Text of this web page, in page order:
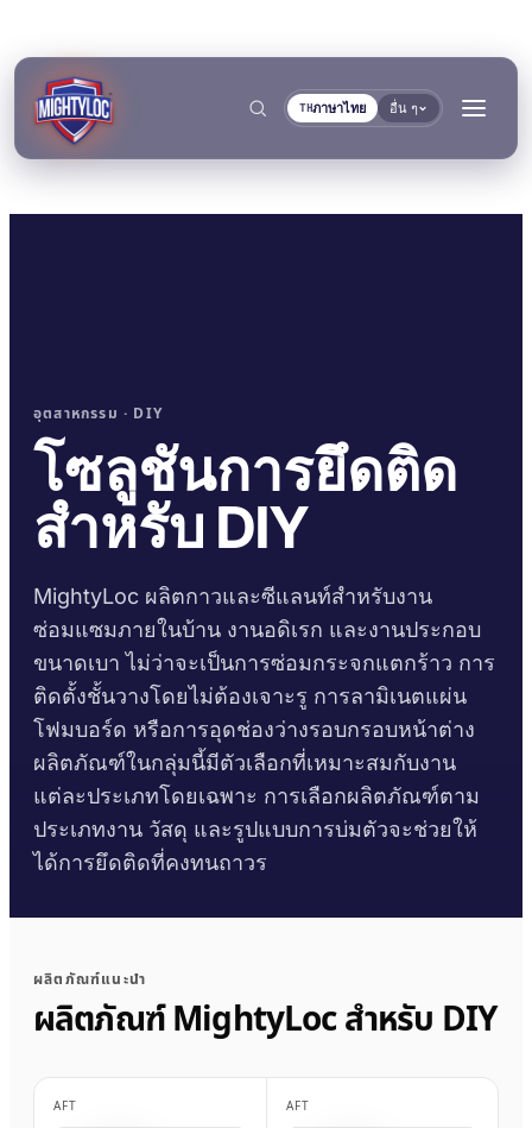
THภาษาไทย อื่น ๆ
→
การยึดติดและการบ่ม
Krystal 2000 กาวยูวี
Krystal 3000 กาวยูวี
Krystal 4000 กาวยูวี
การอุดและการล็อก
สารซีลแลนท์โพลียูรีเทน
Taftflex 6292
สารซีลแลนท์โพลียูรีเทน
TaftGrip
Taftlock 22 กาวแอนแอโรบิก
ดูเพิ่มเติม→
AFT 1120GF
AFT 1200GF เทปโฟมอะคริลิก
AFT 2064WF เทปโฟมอะคริลิก
งานก่อสร้างและผลิต
การผลิตโลหะ
งาน DIY
ป้ายและสัญลักษณ์
งานไม้
การขนส่งและการเดินเรือ
ผู้ผลิตรถโดยสารและรถ
บรรทุก
ตลาดอะไหล่ยานยนต์
การเดินเรือและเรือยอชต์
ตามประเภทพื้นผิว
ชิ้นส่วนเกลียวโลหะ
กระจกและเซรามิก
PP/PE)
วัสดุคอมโพสิตและไฟ
เอกสาร
คลังเอกสาร TDS แยกตามกลุ่ม
ปลอดภัย
ตามคำขอ
เครื่องมือ
เครื่องมือเลือกพื้นผิว
คู่มืออุณหภูมิการใช้งาน
การปฏิบัติตามข้อกำหนด
การประกาศ RoHS
TDS แยกรายผลิตภัณฑ์
อุตสาหกรรม · DIY
โซลูชันการยึดติด
สำหรับ DIY
MightyLoc ผลิตกาวและซีแลนท์สำหรับงาน
ซ่อมแซมภายในบ้าน งานอดิเรก และงานประกอบ
ขนาดเบา ไม่ว่าจะเป็นการซ่อมกระจกแตกร้าว การ
ติดตั้งชั้นวางโดยไม่ต้องเจาะรู การลามิเนตแผ่น
โฟมบอร์ด หรือการอุดช่องว่างรอบกรอบหน้าต่าง
ผลิตภัณฑ์ในกลุ่มนี้มีตัวเลือกที่เหมาะสมกับงาน
แต่ละประเภทโดยเฉพาะ การเลือกผลิตภัณฑ์ตาม
ประเภทงาน วัสดุ และรูปแบบการบ่มตัวจะช่วยให้
ได้การยึดติดที่คงทนถาวร
ผลิตภัณฑ์แนะนำ
ผลิตภัณฑ์ MightyLoc สำหรับ DIY
AFT AFT